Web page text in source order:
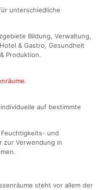
unterschiedliche
Bildung, Verwaltung,
& Gastro, Gesundheit
Produktion.
auf bestimmte
und
zur Verwendung in
steht vor allem der